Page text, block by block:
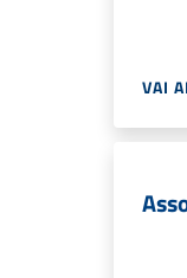
VAI